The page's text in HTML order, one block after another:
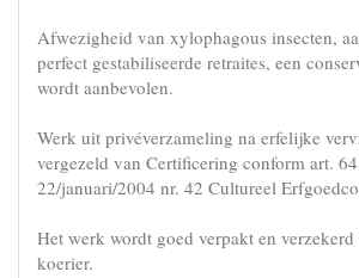
Afwezigheid van xylophagous insecten,
perfect gestabiliseerde retraites, een
wordt aanbevolen.
Werk uit privéverzameling na erfelijke
vergezeld van Certificering conform art.
22/januari/2004 nr. 42 Cultureel
Het werk wordt goed verpakt en
koerier.